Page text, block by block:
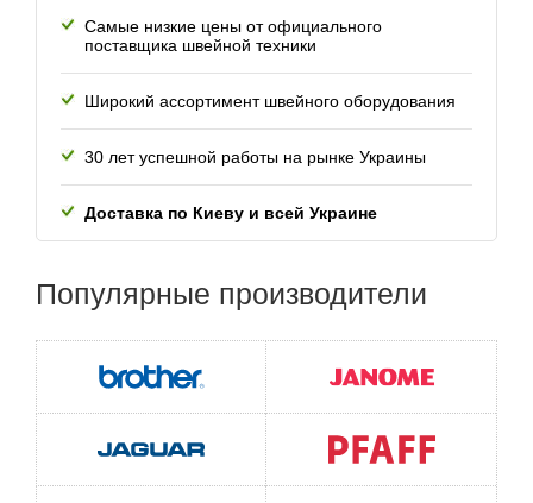
Самые низкие цены от официального
поставщика швейной техники
Широкий ассортимент швейного оборудования
30 лет успешной работы на рынке Украины
Доставка по Киеву и всей Украине
Популярные производители